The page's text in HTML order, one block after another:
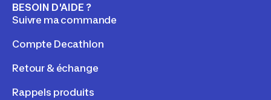
BESOIN D'AIDE ?
Suivre ma commande
Compte Decathlon
Retour & échange
Rappels produits